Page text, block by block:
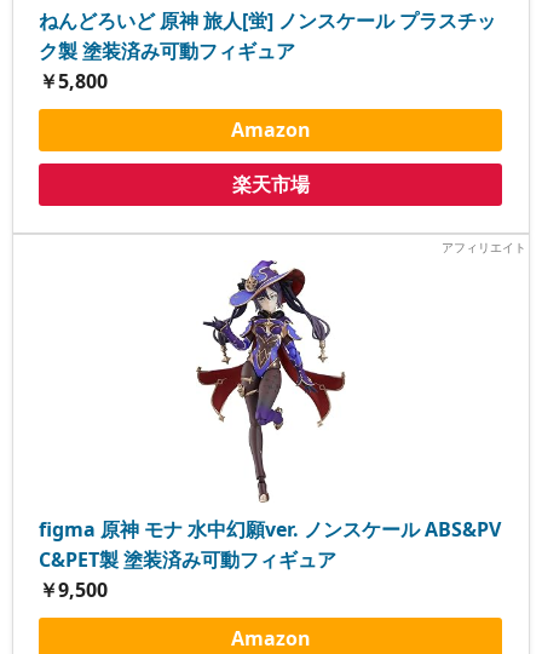
ねんどろいど 原神 旅人[蛍] ノンスケール プラスチッ
ク製 塗装済み可動フィギュア
￥5,800
Amazon
楽天市場
figma 原神 モナ 水中幻願ver. ノンスケール ABS&PV
C&PET製 塗装済み可動フィギュア
￥9,500
Amazon